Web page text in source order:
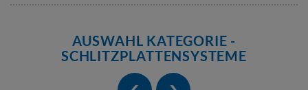
AUSWAHL KATEGORIE -
SCHLITZPLATTENSYSTEME